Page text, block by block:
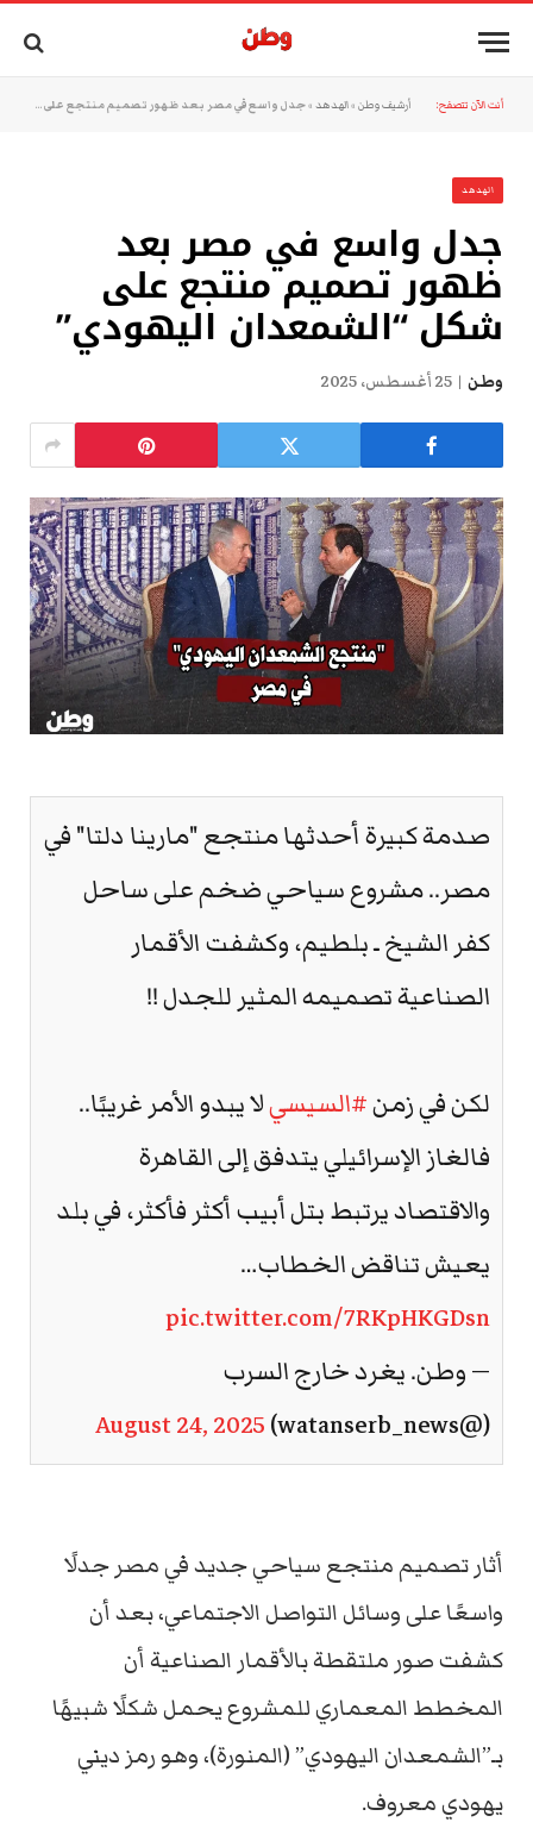
أنت الآن تتصفح: أرشيف وطن »الهدهد »جدل واسع في مصر بعد ظهور تصميم منتجع على شكل “الشمعدان اليهودي”
الهدهد
جدل واسع في مصر بعد
ظهور تصميم منتجع على
شكل “الشمعدان اليهودي”
وطن 25 أغسطس، 2025
صدمة كبيرة أحدثها منتجع "مارينا دلتا" في
مصر.. مشروع سياحي ضخم على ساحل
كفر الشيخ ـ بلطيم، وكشفت الأقمار
الصناعية تصميمه المثير للجدل !!
لكن في زمن#السيسيلا يبدو الأمر غريبًا..
فالغاز الإسرائيلي يتدفق إلى القاهرة
والاقتصاد يرتبط بتل أبيب أكثر فأكثر، في بلد
يعيش تناقض الخطاب…
pic.twitter.com/7RKpHKGDsn
— وطن. يغرد خارج السرب
(@watanserb_news)
August 24, 2025
أثار تصميم منتجع سياحي جديد في مصر جدلًا
واسعًا على وسائل التواصل الاجتماعي، بعد أن
كشفت صور ملتقطة بالأقمار الصناعية أن
المخطط المعماري للمشروع يحمل شكلًا شبيهًا
بـ”الشمعدان اليهودي” (المنورة)، وهو رمز ديني
يهودي معروف.